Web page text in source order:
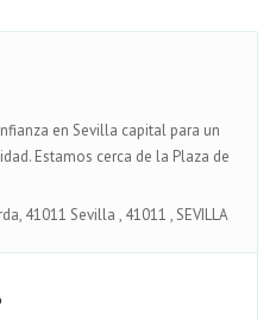
en Sevilla capital para un
Estamos cerca de la Plaza de
41011 Sevilla , 41011 ,SEVILLA